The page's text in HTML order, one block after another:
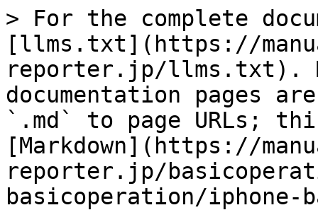
> For the complete
[llms.txt](https://
reporter.jp/llms.txt).
documentation pages
`.md` to page URLs;
[Markdown](https://
reporter.jp/
basicoperation/iphone-